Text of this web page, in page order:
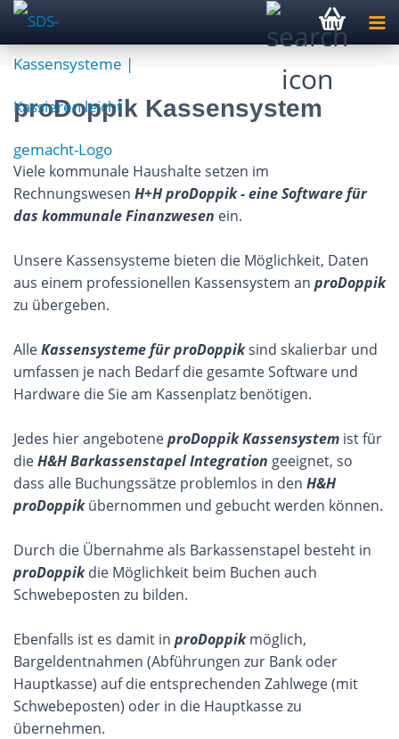
proDoppik Kassensystem
Viele kommunale Haushalte setzen im
Rechnungswesen H+HproDoppik- eine Software für
das kommunale Finanzwesen ein.
Unsere Kassensysteme bieten die Möglichkeit, Daten
aus einem professionellen Kassensystem an proDoppik
zu übergeben.
AlleKassensysteme fürproDoppiksind skalierbar und
umfassen je nach Bedarf die gesamte Software und
Hardware die Sie am Kassenplatz benötigen.
Jedes hier angeboteneproDoppik Kassensystem ist für
dieH&HBarkassenstapel Integration geeignet, so
dass alle Buchungssätze problemlos in den H&H
proDoppikübernommen und gebucht werden können.
Durch die Übernahme als Barkassenstapel besteht in
proDoppikdie Möglichkeit beim Buchen auch
Schwebeposten zu bilden.
Ebenfalls ist es damit in proDoppikmöglich,
Bargeldentnahmen (Abführungen zur Bank oder
Hauptkasse) auf die entsprechenden Zahlwege (mit
Schwebeposten) oder in die Hauptkasse zu
übernehmen.